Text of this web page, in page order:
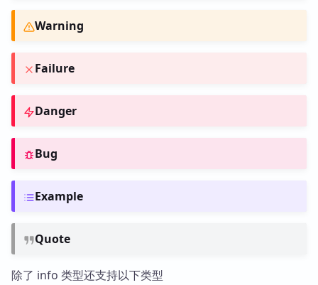
Warning
Failure
Danger
Bug
Example
Quote
除了 info 类型还支持以下类型